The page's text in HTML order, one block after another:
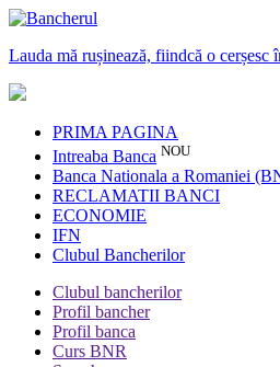
Lauda mă rușinează, fiindcă o cerșesc
PRIMA PAGINA
Intreaba Banca NOU
Banca Nationala a Romaniei
RECLAMATII BANCI
ECONOMIE
IFN
Clubul Bancherilor
Clubul bancherilor
Profil bancher
Profil banca
Curs BNR